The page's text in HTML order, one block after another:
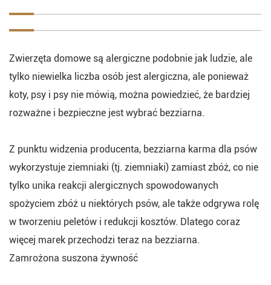
Zwierzęta domowe są alergiczne podobnie jak ludzie, ale
tylko niewielka liczba osób jest alergiczna, ale ponieważ
koty, psy i psy nie mówią, można powiedzieć, że bardziej
rozważne i bezpieczne jest wybrać bezziarna.
Z punktu widzenia producenta, bezziarna karma dla psów
wykorzystuje ziemniaki (tj. ziemniaki) zamiast zbóż, co nie
tylko unika reakcji alergicznych spowodowanych
spożyciem zbóż u niektórych psów, ale także odgrywa rolę
w tworzeniu peletów i redukcji kosztów. Dlatego coraz
więcej marek przechodzi teraz na bezziarna.
Zamrożona suszona żywność